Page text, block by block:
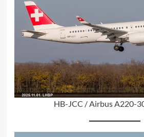
HB-JCC / Airbus A220-